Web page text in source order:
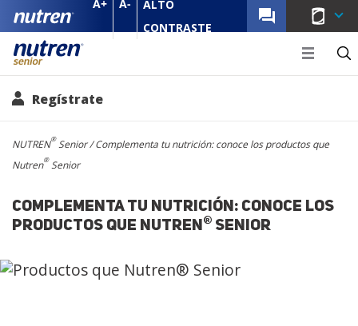
A+ A-
ALTO
CONTRASTE
MENU
Senior
Regístrate
Ruta de navegación
NUTREN® Senior
Complementa tu nutrición: conoce los productos que
Nutren® Senior
COMPLEMENTA TU NUTRICIÓN: CONOCE LOS
PRODUCTOS QUE NUTREN® SENIOR
Productos Nutren®Senior